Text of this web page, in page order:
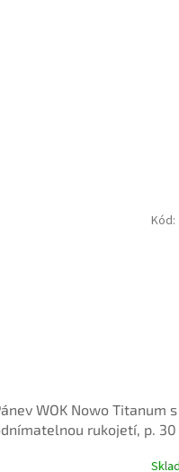
WOK Nowo Titanum s
rukojetí, p. 30
Kód: